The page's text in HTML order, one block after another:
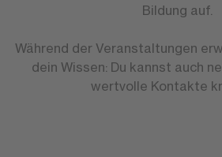
Bildung auf.
Während der Veranstaltungen
dein Wissen: Du kannst auch
wertvolle Kontakte